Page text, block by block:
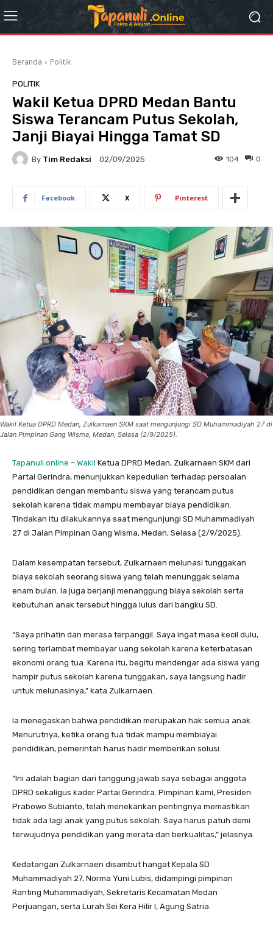
Beranda Politik
POLITIK
Wakil Ketua DPRD Medan Bantu
Siswa Terancam Putus Sekolah,
Janji Biayai Hingga Tamat SD
By Tim Redaksi 02/09/2025 0
104
Facebook X Pinterest
Wakil Ketua DPRD Medan, Zulkarnaen SKM saat mengunjungi SD Muhammadiyah 27 di
Jalan Pimpinan Gang Wisma, Medan, Selasa (2/9/2025).
Tapanuli.online – Wakil Ketua DPRD Medan, Zulkarnaen SKM dari
Partai Gerindra, menunjukkan kepedulian terhadap persoalan
pendidikan dengan membantu siswa yang terancam putus
sekolah karena tidak mampu membayar biaya pendidikan.
Tindakan itu dilakukannya saat mengunjungi SD Muhammadiyah
27 di Jalan Pimpinan Gang Wisma, Medan, Selasa (2/9/2025).
Dalam kesempatan tersebut, Zulkarnaen melunasi tunggakan
biaya sekolah seorang siswa yang telah menunggak selama
enam bulan. Ia juga berjanji menanggung biaya sekolah serta
kebutuhan anak tersebut hingga lulus dari bangku SD.
“Saya prihatin dan merasa terpanggil. Saya ingat masa kecil dulu,
sering terlambat membayar uang sekolah karena keterbatasan
ekonomi orang tua. Karena itu, begitu mendengar ada siswa yang
hampir putus sekolah karena tunggakan, saya langsung hadir
untuk melunasinya,” kata Zulkarnaen.
Ia menegaskan bahwa pendidikan merupakan hak semua anak.
Menurutnya, ketika orang tua tidak mampu membiayai
pendidikan, pemerintah harus hadir memberikan solusi.
“Ini adalah bagian dari tanggung jawab saya sebagai anggota
DPRD sekaligus kader Partai Gerindra. Pimpinan kami, Presiden
Prabowo Subianto, telah menekankan pentingnya memastikan
tidak ada lagi anak yang putus sekolah. Saya harus patuh demi
terwujudnya pendidikan yang merata dan berkualitas,” jelasnya.
Kedatangan Zulkarnaen disambut hangat Kepala SD
Muhammadiyah 27, Norma Yuni Lubis, didampingi pimpinan
Ranting Muhammadiyah, Sekretaris Kecamatan Medan
Perjuangan, serta Lurah Sei Kera Hilir I, Agung Satria.